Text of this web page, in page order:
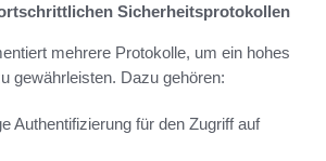
Sicherheitsprotokollen
mehrere Protokolle, um ein hohes
gewährleisten. Dazu gehören:
Authentifizierung für den Zugriff auf